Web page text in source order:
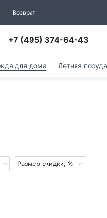
Возврат
+7 (495) 374-64-43
для дома Летняя посуда
Размер скидки, %